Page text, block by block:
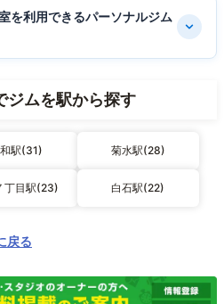
を利用できるパーソナルジム
ジムを駅から探す
駅(31) 菊水駅(28)
丁目駅(23) 白石駅(22)
戻る